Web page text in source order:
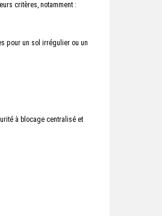
critères, notamment :
pour un sol irrégulier ou un
à blocage centralisé et